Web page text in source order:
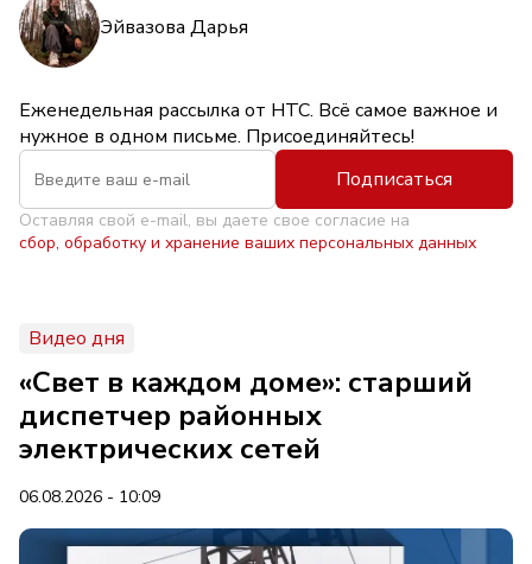
Эйвазова Дарья
Еженедельная рассылка от НТС. Всё самое важное и
нужное в одном письме. Присоединяйтесь!
Подписаться
Оставляя свой e-mail, вы даете свое согласие на
сбор, обработку и хранение ваших персональных данных
Видео дня
«Свет в каждом доме»: старший
диспетчер районных
электрических сетей
06.08.2026 - 10:09